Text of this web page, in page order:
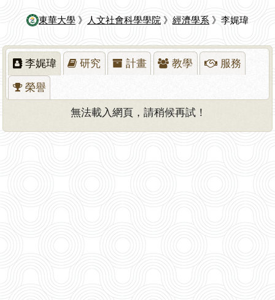
東華大學 》 人文社會科學學院 》 經濟學系 》李娓瑋
李娓瑋 研究 計畫 教學 服務
榮譽
無法載入網頁，請稍候再試！